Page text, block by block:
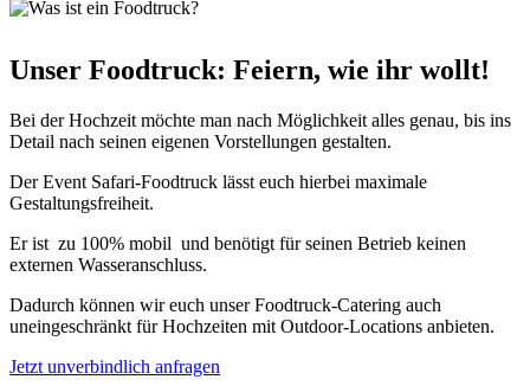
Unser Foodtruck: Feiern, wie ihr wollt!
Bei der Hochzeit möchte man nach Möglichkeit alles genau, bis ins
Detail nach seinen eigenen Vorstellungen gestalten.
Der Event Safari-Foodtruck lässt euch hierbei maximale
Gestaltungsfreiheit.
Er ist zu 100% mobil und benötigt für seinen Betrieb keinen
externen Wasseranschluss.
Dadurch können wir euch unser Foodtruck-Catering auch
uneingeschränkt für Hochzeiten mit Outdoor-Locations anbieten.
Jetzt unverbindlich anfragen